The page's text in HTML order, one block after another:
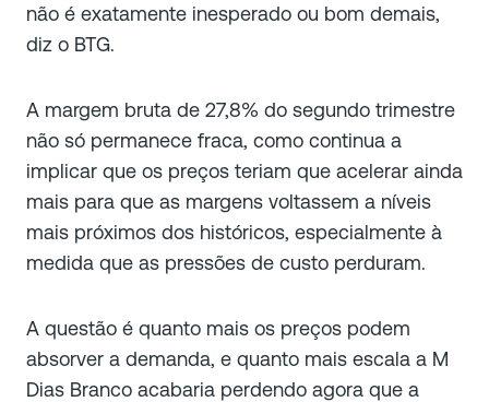
não é exatamente inesperado ou bom demais,
diz o BTG.
A margem bruta de 27,8% do segundo trimestre
não só permanece fraca, como continua a
implicar que os preços teriam que acelerar ainda
mais para que as margens voltassem a níveis
mais próximos dos históricos, especialmente à
medida que as pressões de custo perduram.
A questão é quanto mais os preços podem
absorver a demanda, e quanto mais escala a M
Dias Branco acabaria perdendo agora que a